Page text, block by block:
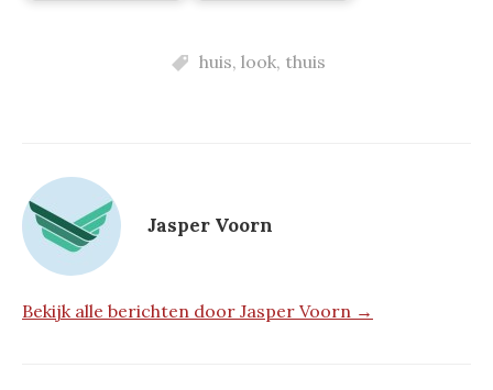
huis, look, thuis
Jasper Voorn
Bekijk alle berichten door Jasper Voorn →